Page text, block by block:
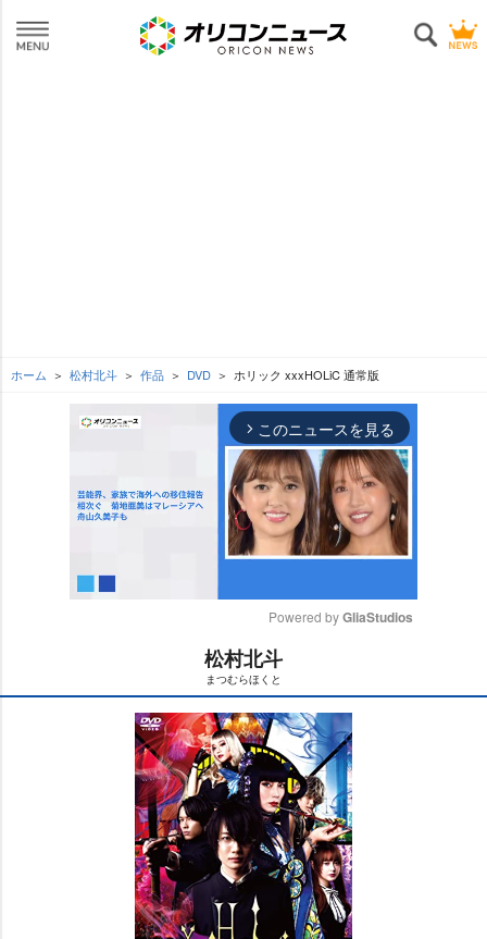
ホーム 松村北斗 作品 DVD ホリック xxxHOLiC 通常版
arrow_forward_ios このニュースを見る
t
e
Powered by GliaStudios
松村北斗
まつむらほくと